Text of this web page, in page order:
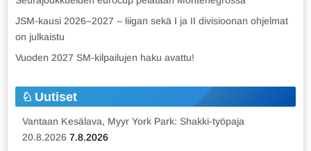
JSM-kausi 2026–2027 – liigan sekä I ja II divisioonan ohjelmat
on julkaistu
Vuoden 2027 SM-kilpailujen haku avattu!
Uutiset
Vantaan Kesälava, Myyr York Park: Shakki-työpaja
20.8.2026 7.8.2026